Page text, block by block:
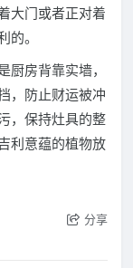
大门或者正对着
的。
厨房背靠实墙，
，防止财运被冲
，保持灶具的整
利意蕴的植物放
分享